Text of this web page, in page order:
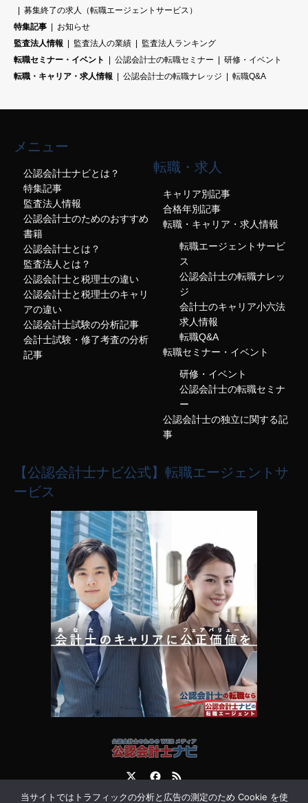
募集終了の求人（転職エージェントサービス）
特集記事
お知らせ
監査法人情報
監査法人の業績
監査法人ランキング
転職セミナー・イベント
公認会計士の転職セミナー
研修・イベント
転職・キャリア・求人情報
公認会計士の転職ナレッジ 転職Q&A
メニュー
公認会計士ナビとは？
特集記事
監査法人情報
公認会計士のためのおすすめ
書籍
公認会計士とは？
監査法人とは？
公認会計士と税理士の違い
公認会計士と税理士のキャリ
アの違い
公認会計士試験の分析記事
会計士試験・修了考査の分析
記事
転職・求人
キャリア別記事
合格年別記事
転職・キャリア・求人情報
転職エージェントサービ
ス
公認会計士の転職ナレッ
ジ
会計士のキャリア小六法
求人情報
転職Q&A
転職セミナー・イベント
研修・イベント
公認会計士の転職セミナ
ー
公認会計士の独立に関する記
事
【公認会計士ナビ公式】転職エージェントサ
ービス
当サイトではトラフィックの分析と広告の測定のため Cookie を使